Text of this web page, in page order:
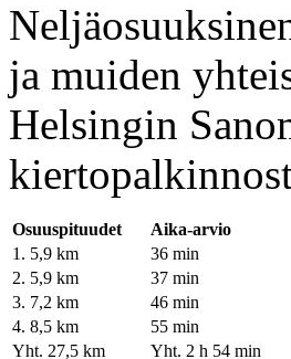
ja muiden
Helsingin
Osuuspituudet
Aika-arvio
1. 5,9 km
36 min
2. 5,9 km
37 min
3. 7,2 km
46 min
4. 8,5 km
55 min
Yht. 27,5 km
Yht. 2 h 54 min